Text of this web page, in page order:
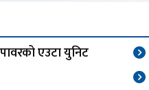
एउटा युनिट